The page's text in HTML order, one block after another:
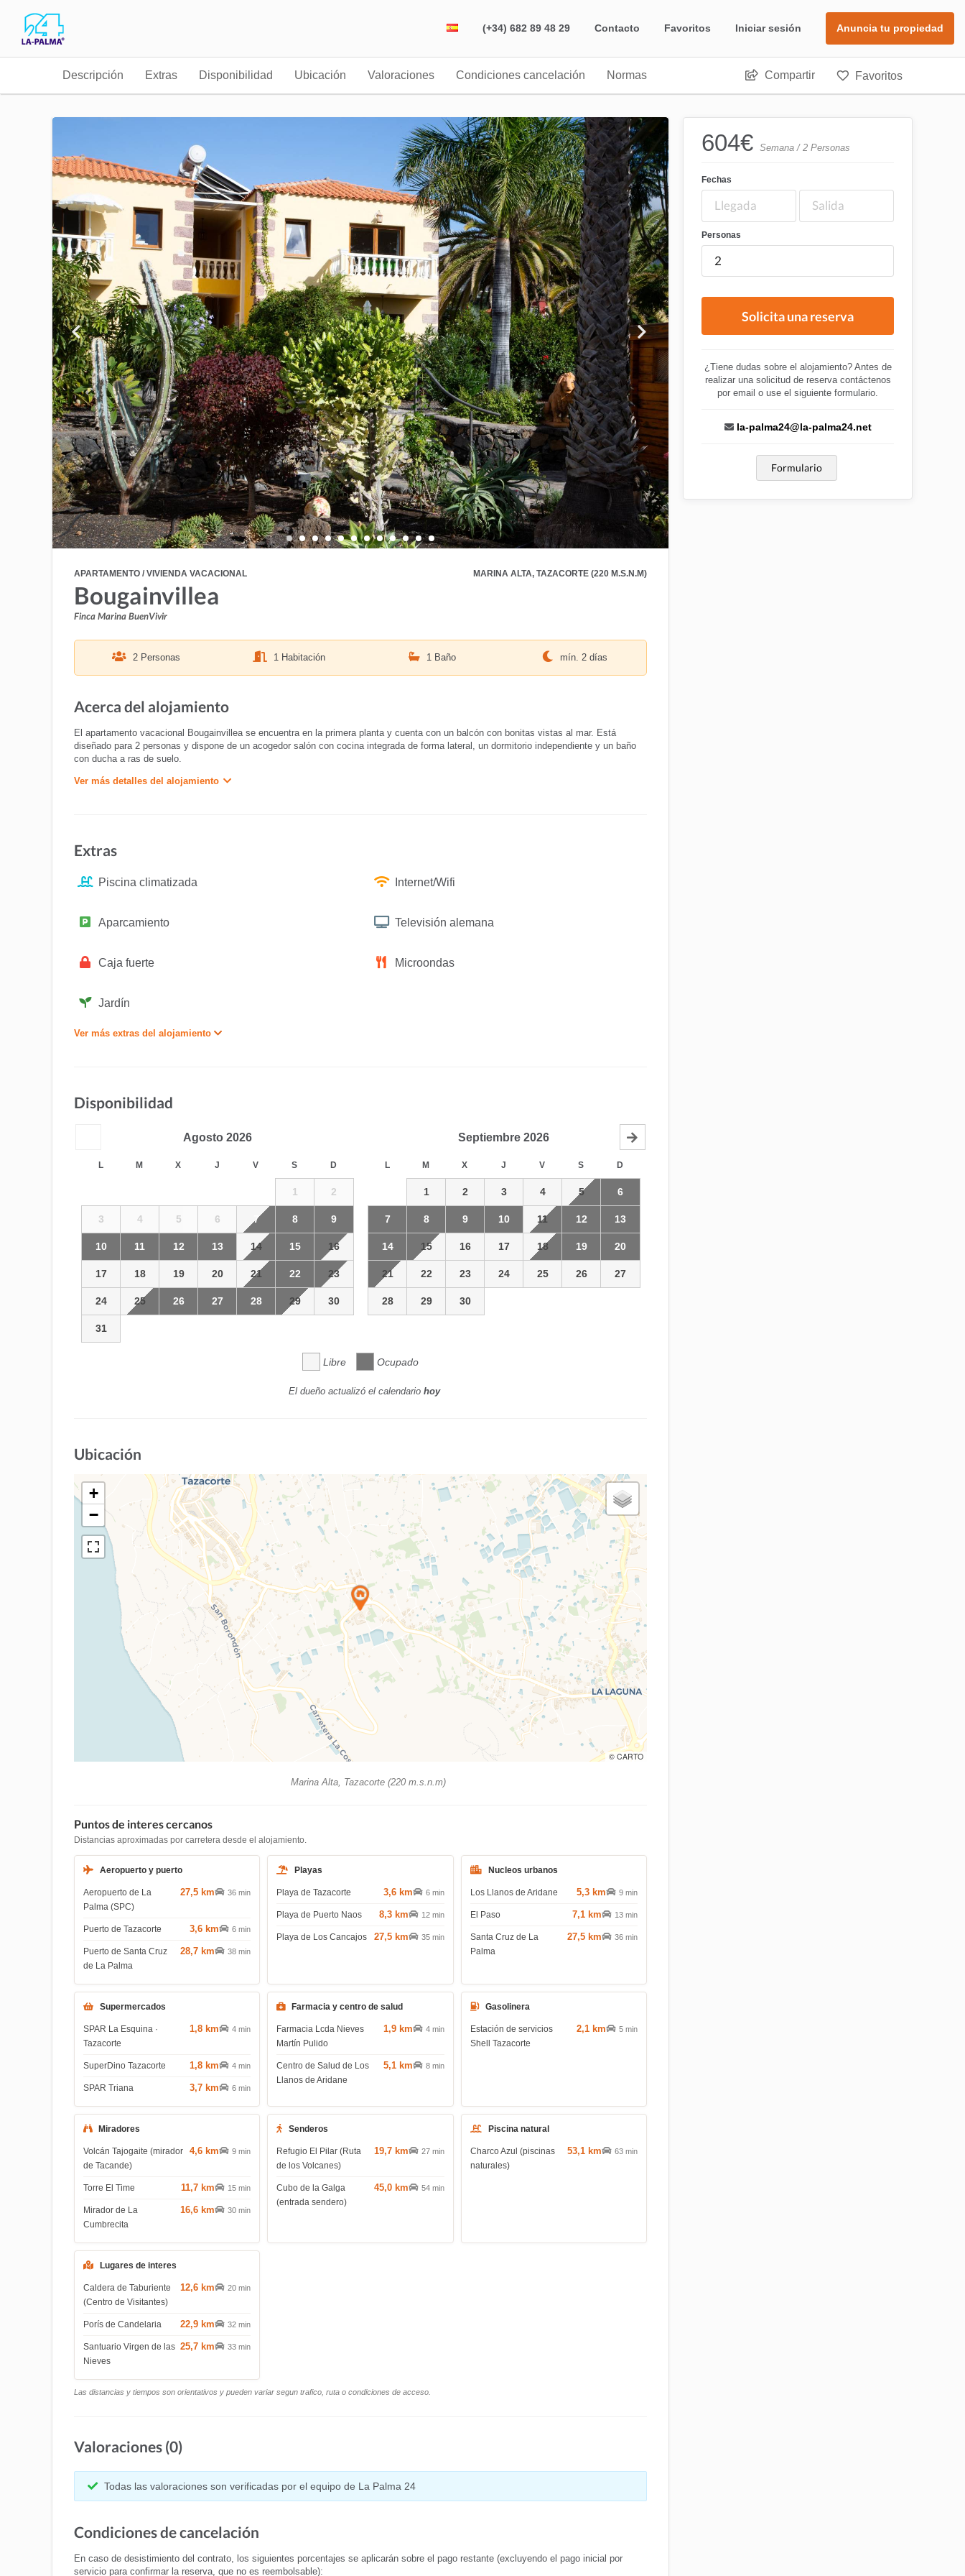
(+34) 682 89 48 29 Contacto Favoritos Iniciar sesión Anuncia tu propiedad
Descripción Extras Disponibilidad Ubicación Valoraciones Condiciones cancelación Normas Compartir Favoritos
APARTAMENTO / VIVIENDA VACACIONAL MARINA ALTA, TAZACORTE (220 M.S.N.M)
Bougainvillea
Finca Marina BuenVivir
2 Personas 1 Habitación 1 Baño mín. 2 días
Acerca del alojamiento
El apartamento vacacional Bougainvillea se encuentra en la primera planta y cuenta con un balcón con bonitas vistas al mar. Está
diseñado para 2 personas y dispone de un acogedor salón con cocina integrada de forma lateral, un dormitorio independiente y un baño
con ducha a ras de suelo.
Ver más detalles del alojamiento
Extras
Piscina climatizada Internet/Wifi
Aparcamiento Televisión alemana
Caja fuerte Microondas
Jardín
Ver más extras del alojamiento
Disponibilidad
Agosto 2026
L M X J V S D
1 2
3 4 5 6 7 8 9
10 11 12 13 14 15 16
17 18 19 20 21 22 23
24 25 26 27 28 29 30
31
Septiembre 2026
L M X J V S D
1 2 3 4 5 6
7 8 9 10 11 12 13
14 15 16 17 18 19 20
21 22 23 24 25 26 27
28 29 30
Libre Ocupado
El dueño actualizó el calendario hoy
Ubicación
+
−
© CARTO
Marina Alta, Tazacorte (220 m.s.n.m)
Puntos de interes cercanos
Distancias aproximadas por carretera desde el alojamiento.
Aeropuerto y puerto
Aeropuerto de La
Palma (SPC)
27,5 km 36 min
Puerto de Tazacorte 3,6 km 6 min
Puerto de Santa Cruz
de La Palma
28,7 km 38 min
Playas
Playa de Tazacorte 3,6 km 6 min
Playa de Puerto Naos 8,3 km 12 min
Playa de Los Cancajos 27,5 km 35 min
Nucleos urbanos
Los Llanos de Aridane 5,3 km 9 min
El Paso 7,1 km 13 min
Santa Cruz de La
Palma
27,5 km 36 min
Supermercados
SPAR La Esquina ·
Tazacorte
1,8 km 4 min
SuperDino Tazacorte 1,8 km 4 min
SPAR Triana 3,7 km 6 min
Farmacia y centro de salud
Farmacia Lcda Nieves
Martín Pulido
1,9 km 4 min
Centro de Salud de Los
Llanos de Aridane
5,1 km 8 min
Gasolinera
Estación de servicios
Shell Tazacorte
2,1 km 5 min
Miradores
Volcán Tajogaite (mirador
de Tacande)
4,6 km 9 min
Torre El Time 11,7 km 15 min
Mirador de La
Cumbrecita
16,6 km 30 min
Senderos
Refugio El Pilar (Ruta
de los Volcanes)
19,7 km 27 min
Cubo de la Galga
(entrada sendero)
45,0 km 54 min
Piscina natural
Charco Azul (piscinas
naturales)
53,1 km 63 min
Lugares de interes
Caldera de Taburiente
(Centro de Visitantes)
12,6 km 20 min
Porís de Candelaria 22,9 km 32 min
Santuario Virgen de las
Nieves
25,7 km 33 min
Las distancias y tiempos son orientativos y pueden variar segun trafico, ruta o condiciones de acceso.
Valoraciones (0)
Todas las valoraciones son verificadas por el equipo de La Palma 24
Condiciones de cancelación
En caso de desistimiento del contrato, los siguientes porcentajes se aplicarán sobre el pago restante (excluyendo el pago inicial por
servicio para confirmar la reserva, que no es reembolsable):
604€ Semana / 2 Personas
Fechas
Personas
Solicita una reserva
¿Tiene dudas sobre el alojamiento? Antes de
realizar una solicitud de reserva contáctenos
por email o use el siguiente formulario.
la-palma24@la-palma24.net
Formulario